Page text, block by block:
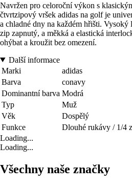
Navržen pro celoroční výkon s
čtvrtzipový vršek adidas na golf je
a chladné dny na každém hřišti.
zip zapnutý, a měkká a elastická
ohýbat a kroužit bez omezení.
Další informace
Marki
adidas
Barva
conavy
Dominantní barva Modrá
Typ
Muž
Věk
Dospělý
Funkce
Dlouhé rukávy / 1/4
Loading...
Loading...
Všechny naše značky